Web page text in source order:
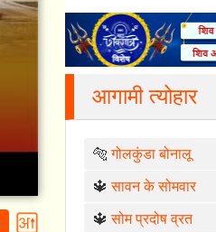
आगामी त्योहार
🐅गोलकुंडा बोनालू
🔱सावन के सोमवार
🔱सोम प्रदोष व्रत